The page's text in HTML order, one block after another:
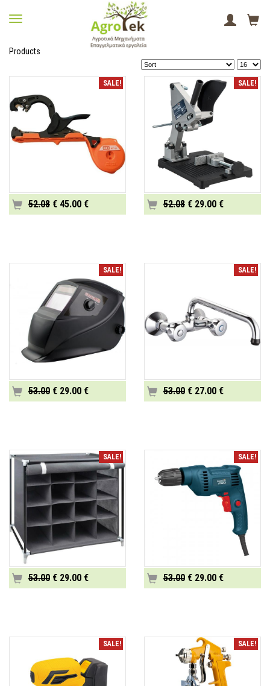
Products
SALE!
52.08 € 45.00 €
SALE!
52.08 € 29.00 €
SALE!
53.00 € 29.00 €
SALE!
53.00 € 27.00 €
SALE!
53.00 € 29.00 €
SALE!
53.00 € 29.00 €
SALE! SALE!